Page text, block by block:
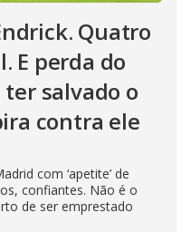
Quatro
E perda do
salvado o
contra ele
com ‘apetite’ de
confiantes. Não é o
de ser emprestado